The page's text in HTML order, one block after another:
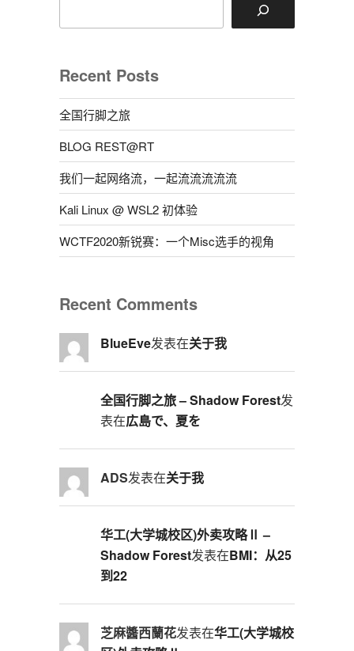
Recent Posts
全国行脚之旅
BLOG REST@RT
我们一起网络流，一起流流流流流
Kali Linux @ WSL2 初体验
WCTF2020新锐赛：一个Misc选手的视角
Recent Comments
BlueEve发表在关于我
全国行脚之旅 – Shadow Forest发
表在広島で、夏を
ADS发表在关于我
华工(大学城校区)外卖攻略Ⅱ –
Shadow Forest发表在BMI：从25
到22
芝麻醬西蘭花发表在华工(大学城校